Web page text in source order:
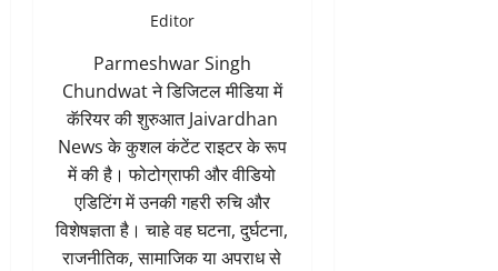
Editor
Parmeshwar Singh
Chundwat ने डिजिटल मीडिया में
कॅरियर की शुरुआत Jaivardhan
News के कुशल कंटेंट राइटर के रूप
में की है। फोटोग्राफी और वीडियो
एडिटिंग में उनकी गहरी रुचि और
विशेषज्ञता है। चाहे वह घटना, दुर्घटना,
राजनीतिक, सामाजिक या अपराध से